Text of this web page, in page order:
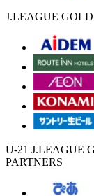
J.LEAGUE
U-21 J.LEAGUE
PARTNERS